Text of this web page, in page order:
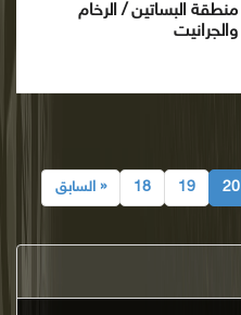
منطقة البساتين / الرخام
والجرانيت
« السابق 18 19 20